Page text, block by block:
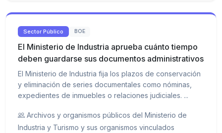
Sector Público BOE
El Ministerio de Industria aprueba cuánto tiempo
deben guardarse sus documentos administrativos
El Ministerio de Industria fija los plazos de conservación
y eliminación de series documentales como nóminas,
expedientes de inmuebles o relaciones judiciales. ...
Archivos y organismos públicos del Ministerio de
Industria y Turismo y sus organismos vinculados